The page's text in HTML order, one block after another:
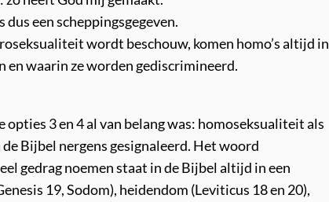
een scheppingsgegeven.
wordt beschouw, komen homo’s altijd in
en waarin ze worden gediscrimineerd.
3 en 4 al van belang was: homoseksualiteit als
Bijbel nergens gesignaleerd. Het woord
gedrag noemen staat in de Bijbel altijd in een
19, Sodom), heidendom (Leviticus 18 en 20),